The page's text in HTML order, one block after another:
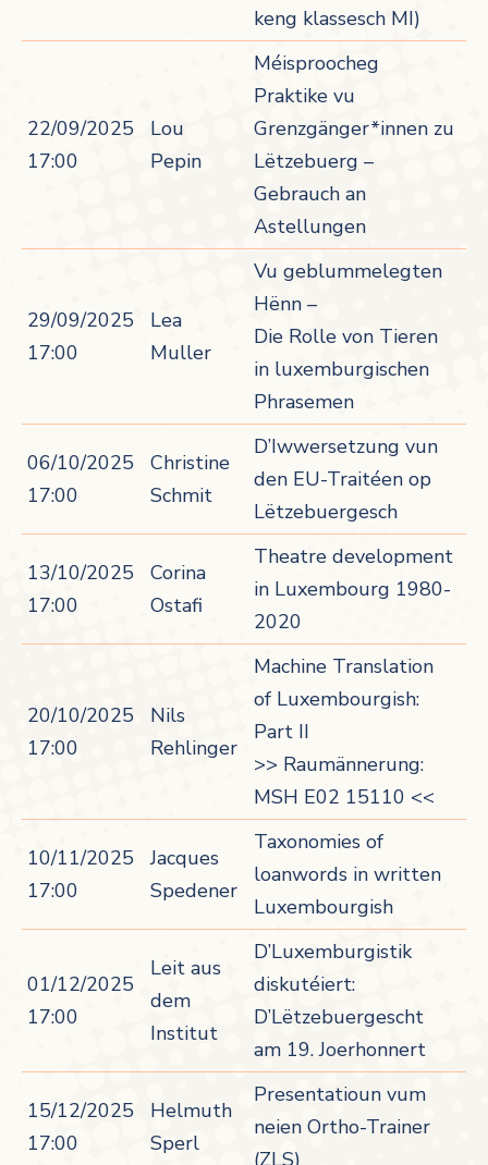
keng klassesch MI)
22/09/2025
17:00
Lou
Pepin
Méisproocheg
Praktike vu
Grenzgänger*innen zu
Lëtzebuerg –
Gebrauch an
Astellungen
29/09/2025
17:00
Lea
Muller
Vu geblummelegten
Hënn –
Die Rolle von Tieren
in luxemburgischen
Phrasemen
06/10/2025
17:00
Christine
Schmit
D’Iwwersetzung vun
den EU-Traitéen op
Lëtzebuergesch
13/10/2025
17:00
Corina
Ostafi
Theatre development
in Luxembourg 1980-
2020
20/10/2025
17:00
Nils
Rehlinger
Machine Translation
of Luxembourgish:
Part II
>> Raumännerung:
MSH E02 15110 <<
10/11/2025
17:00
Jacques
Spedener
Taxonomies of
loanwords in written
Luxembourgish
01/12/2025
17:00
Leit aus
dem
Institut
D’Luxemburgistik
diskutéiert:
D’Lëtzebuergescht
am 19. Joerhonnert
15/12/2025
17:00
Helmuth
Sperl
Presentatioun vum
neien Ortho-Trainer
(ZLS)